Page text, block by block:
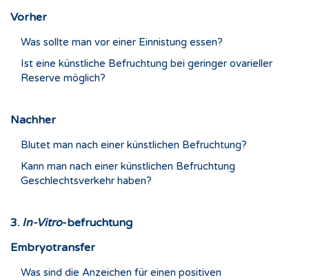
Vorher
Was sollte man vor einer Einnistung essen?
Ist eine künstliche Befruchtung bei geringer ovarieller
Reserve möglich?
Nachher
Blutet man nach einer künstlichen Befruchtung?
Kann man nach einer künstlichen Befruchtung
Geschlechtsverkehr haben?
3. In-Vitro-befruchtung
Embryotransfer
Was sind die Anzeichen für einen positiven